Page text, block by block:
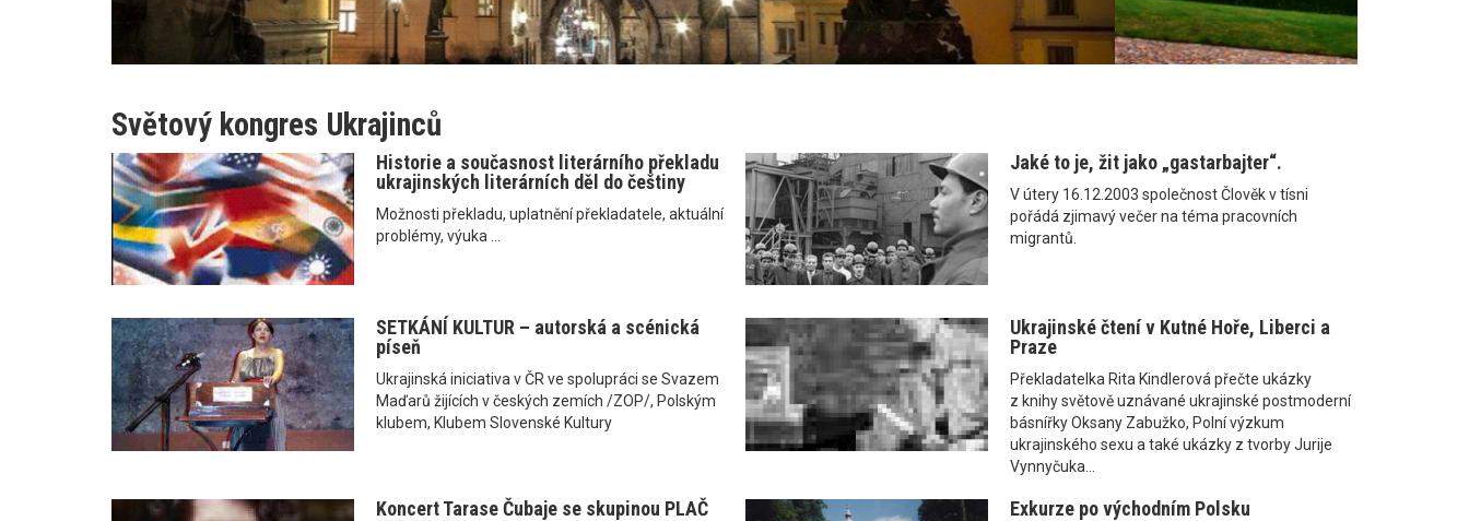
Světový kongres Ukrajinců
Historie a současnost literárního překladu
ukrajinských literárních děl do češtiny
Možnosti překladu, uplatnění překladatele, aktuální
problémy, výuka ...
Jaké to je, žit jako „gastarbajter“.
V útery 16.12.2003 společnost Člověk v tísni
pořádá zjimavý večer na téma pracovních
migrantů.
SETKÁNÍ KULTUR – autorská a scénická
píseň
Ukrajinská iniciativa v ČR ve spolupráci se Svazem
Maďarů žijících v českých zemích /ZOP/, Polským
klubem, Klubem Slovenské Kultury
Ukrajinské čtení v Kutné Hoře, Liberci a
Praze
Překladatelka Rita Kindlerová přečte ukázky
z knihy světově uznávané ukrajinské postmoderní
básnířky Oksany Zabužko, Polní výzkum
ukrajinského sexu a také ukázky z tvorby Jurije
Vynnyčuka...
Koncert Tarase Čubaje se skupinou PLAČ
Exkurze po východním Polsku